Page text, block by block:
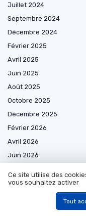
Juillet 2024
Septembre 2024
Décembre 2024
Février 2025
Avril 2025
Juin 2025
Août 2025
Octobre 2025
Décembre 2025
Février 2026
Avril 2026
Juin 2026
Ce site utilise des
vous souhaitez activer
Tout